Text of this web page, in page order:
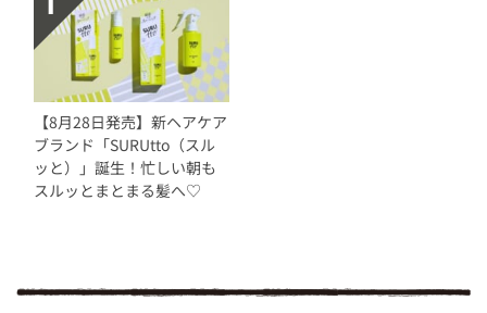
【8月28日発売】新ヘアケア
ブランド「SURUtto（スル
ッと）」誕生！忙しい朝も
スルッとまとまる髪へ♡